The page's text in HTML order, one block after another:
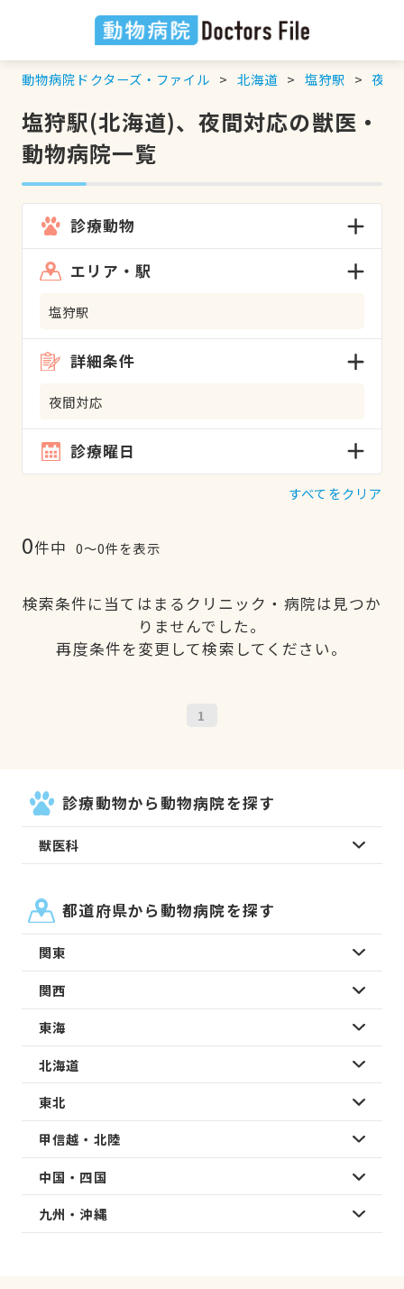
動物病院ドクターズ・ファイル 北海道 塩狩駅 夜間
塩狩駅(北海道)、夜間対応の獣医・
動物病院一覧
診療動物
エリア・駅
塩狩駅
詳細条件
夜間対応
診療曜日
すべてをクリア
0件中 0〜0件を表示
検索条件に当てはまるクリニック・病院は見つか
りませんでした。
再度条件を変更して検索してください。
1
診療動物から動物病院を探す
獣医科
都道府県から動物病院を探す
関東
関西
東海
北海道
東北
甲信越・北陸
中国・四国
九州・沖縄